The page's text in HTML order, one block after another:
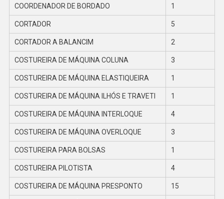
COORDENADOR DE BORDADO 1
CORTADOR 5
CORTADOR A BALANCIM 2
COSTUREIRA DE MÁQUINA COLUNA 3
COSTUREIRA DE MÁQUINA ELASTIQUEIRA 1
COSTUREIRA DE MÁQUINA ILHÓS E TRAVETI 1
COSTUREIRA DE MÁQUINA INTERLOQUE 4
COSTUREIRA DE MÁQUINA OVERLOQUE 3
COSTUREIRA PARA BOLSAS 1
COSTUREIRA PILOTISTA 4
COSTUREIRA DE MÁQUINA PRESPONTO 15